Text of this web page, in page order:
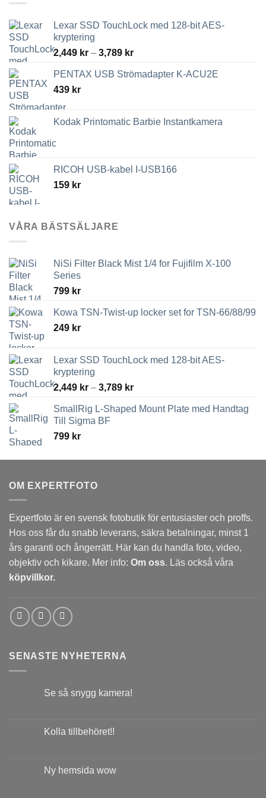
Lexar SSD TouchLock med 128-bit AES-
kryptering
2,449 kr – 3,789 krPrisintervall:
till
PENTAX USB Strömadapter K-ACU2E
439 kr
Kodak Printomatic Barbie Instantkamera
RICOH USB-kabel I-USB166
159 kr
VÅRA BÄSTSÄLJARE
NiSi Filter Black Mist 1/4 for Fujifilm X-100
Series
799 kr
Kowa TSN-Twist-up locker set for TSN-66/88/99
249 kr
Lexar SSD TouchLock med 128-bit AES-
kryptering
2,449 kr – 3,789 krPrisintervall:
till
SmallRig L-Shaped Mount Plate med Handtag
Till Sigma BF
799 kr
OM EXPERTFOTO
Expertfoto är en svensk fotobutik för entusiaster och proffs.
Hos oss får du snabb leverans, säkra betalningar, minst 1
års garanti och ångerrätt. Här kan du handla foto, video,
objektiv och kikare. Mer info: Om oss. Läs också våra
köpvillkor.
SENASTE NYHETERNA
Se så snygg kamera!
Kolla tillbehöret!!
Ny hemsida wow